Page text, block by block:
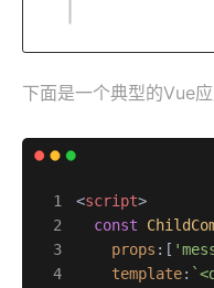
下面是一个典型的Vue
<script>
const
props :[
template: